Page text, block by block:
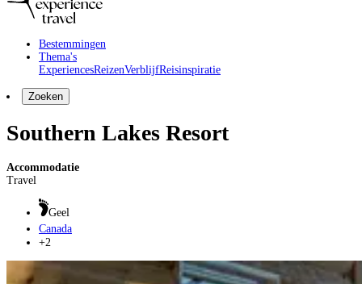
Bestemmingen
Thema's
ExperiencesReizenVerblijfReisinspiratie
Zoeken
Southern Lakes Resort
Accommodatie
Travel
Geel
Canada
+2